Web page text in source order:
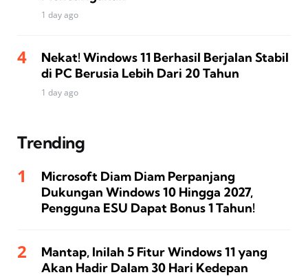
1 day ago
Nekat! Windows 11 Berhasil Berjalan Stabil
di PC Berusia Lebih Dari 20 Tahun
1 day ago
Trending
Microsoft Diam Diam Perpanjang
Dukungan Windows 10 Hingga 2027,
Pengguna ESU Dapat Bonus 1 Tahun!
Mantap, Inilah 5 Fitur Windows 11 yang
Akan Hadir Dalam 30 Hari Kedepan